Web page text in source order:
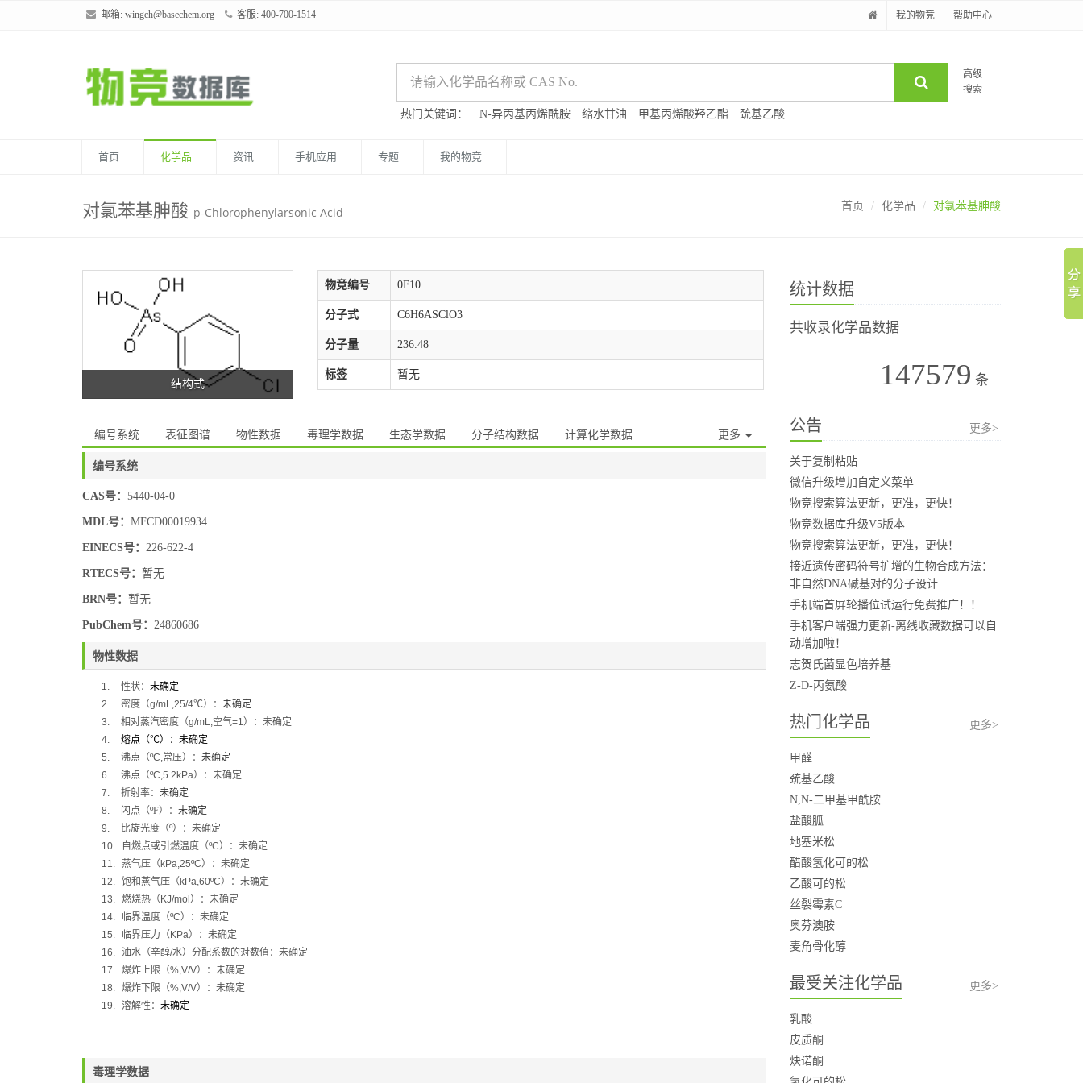
邮箱: wingch@basechem.org 客服: 400-700-1514 我的物竞 帮助中心
高级
搜索
热门关键词： N-异丙基丙烯酰胺 缩水甘油 甲基丙烯酸羟乙酯 巯基乙酸
首页 化学品 资讯 手机应用 专题 我的物竞
对氯苯基胂酸 p-Chlorophenylarsonic Acid 首页 化学品 对氯苯基胂酸
结构式
物竞编号 0F10
分子式 C6H6ASClO3
分子量 236.48
标签 暂无
编号系统 表征图谱 物性数据 毒理学数据 生态学数据 分子结构数据 计算化学数据 更多
编号系统
CAS号： 5440-04-0
MDL号： MFCD00019934
EINECS号： 226-622-4
RTECS号： 暂无
BRN号： 暂无
PubChem号： 24860686
物性数据
1. 性状： 未确定
2.
密度（g/mL,25/4℃）： 未确定
3.
相对蒸汽密度（g/mL,空气=1）：未确定
4.
熔点（℃）：未确定
5.
沸点（ºC,常压）： 未确定
6.
沸点（ºC,5.2kPa）：未确定
7.
折射率： 未确定
8.
闪点（ºF）： 未确定
9.
比旋光度（º）：未确定
10.
自燃点或引燃温度（ºC）：未确定
11.
蒸气压（ kPa,25ºC）：未确定
12. 饱和蒸气压（ kPa,60ºC）：未确定
13. 燃烧热（ KJ/mol ）：未确定
14.
临界温度（ºC）：未确定
15.
临界压力（ KPa）：未确定
16. 油水（辛醇/水）分配系数的对数值：未确定
17. 爆炸上限（%,V/V）：未确定
18. 爆炸下限（%,V/V）：未确定
19. 溶解性： 未确定
毒理学数据
统计数据
共收录化学品数据
147579 条
公告 更多>
关于复制粘贴
微信升级增加自定义菜单
物竞搜索算法更新，更准，更快！
物竞数据库升级V5版本
物竞搜索算法更新，更准，更快！
接近遗传密码符号扩增的生物合成方法：
非自然DNA碱基对的分子设计
手机端首屏轮播位试运行免费推广！！
手机客户端强力更新-离线收藏数据可以自
动增加啦！
志贺氏菌显色培养基
Z-D-丙氨酸
热门化学品 更多>
甲醛
巯基乙酸
N,N-二甲基甲酰胺
盐酸胍
地塞米松
醋酸氢化可的松
乙酸可的松
丝裂霉素C
奥芬澳胺
麦角骨化醇
最受关注化学品 更多>
乳酸
皮质酮
炔诺酮